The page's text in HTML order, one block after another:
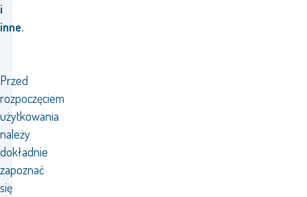
i
inne.
Przed
rozpoczęciem
użytkowania
należy
dokładnie
zapoznać
się